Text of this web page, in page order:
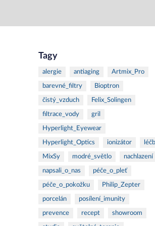
Tagy
alergie antiaging Artmix_Pro
barevné_filtry Bioptron
čistý_vzduch Felix_Solingen
filtrace_vody gril
Hyperlight_Eyewear
Hyperlight_Optics ionizátor
MixSy modré_světlo nachlazení
napsali_o_nas péče_o_pleť
péče_o_pokožku Philip_Zepter
porcelán posílení_imunity
prevence recept showroom